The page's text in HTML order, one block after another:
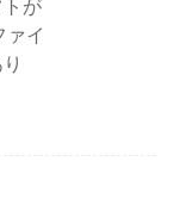
が
ァイ